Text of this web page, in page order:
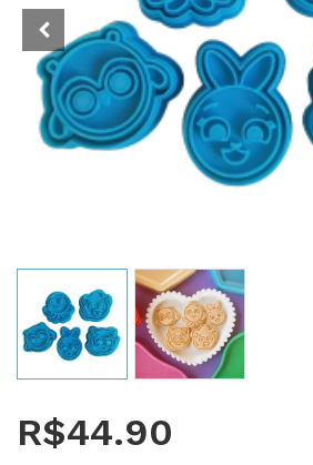
R$44.90